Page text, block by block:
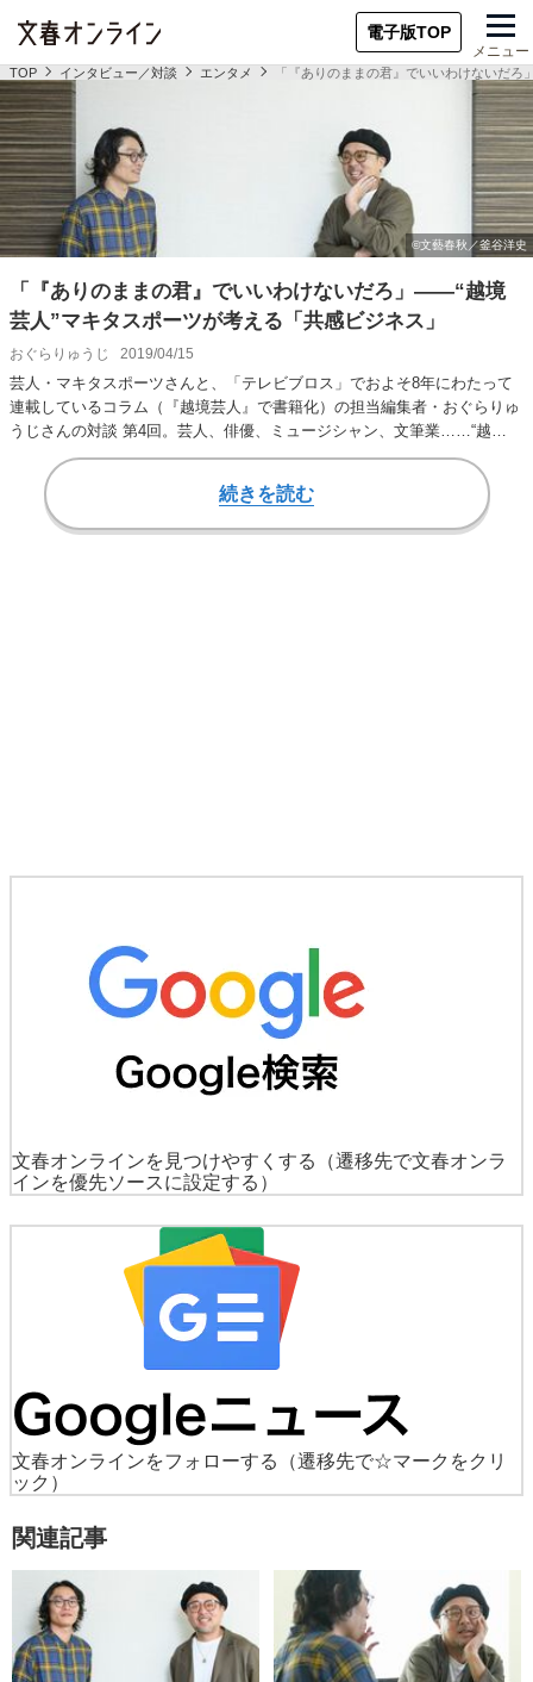
電子版TOP
メニュー
TOP インタビュー／対談 エンタメ 「『ありのままの君』でいいわけないだ
「『ありのままの君』でいいわけないだろ」――“越境
芸人”マキタスポーツが考える「共感ビジネス」
おぐらりゅうじ 2019/04/15
芸人・マキタスポーツさんと、「テレビブロス」でおよそ8年にわたって
連載しているコラム（『越境芸人』で書籍化）の担当編集者・おぐらりゅ
うじさんの対談 第4回。芸人、俳優、ミュージシャン、文筆業……“越
境”を続けるマキ…
続きを読む
文春オンラインを見つけやすくする
（遷移先で文春オンラ
インを優先ソースに設定する）
文春オンラインをフォローする
（遷移先で☆マークをクリ
ック）
関連記事